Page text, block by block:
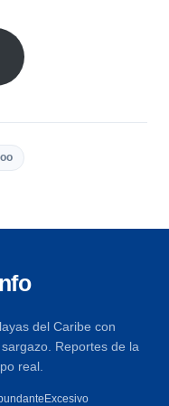
del Caribe con
Reportes de la
real.
Excesivo